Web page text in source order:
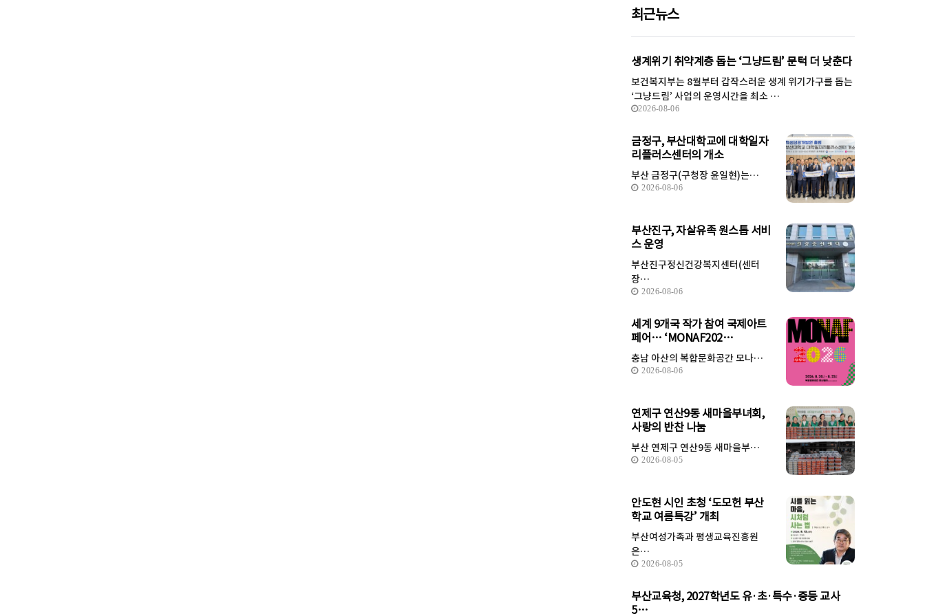
최근뉴스
생계위기 취약계층 돕는 ‘그냥드림’ 문턱 더 낮춘다
보건복지부는 8월부터 갑작스러운 생계 위기가구를 돕는
‘그냥드림’ 사업의 운영시간을 최소 …
2026-08-06
금정구, 부산대학교에 대학일자
리플러스센터의 개소
부산 금정구(구청장 윤일현)는…
2026-08-06
부산진구, 자살유족 원스톱 서비
스 운영
부산진구정신건강복지센터(센터
장…
2026-08-06
세계 9개국 작가 참여 국제아트
페어… ‘MONAF202…
충남 아산의 복합문화공간 모나…
2026-08-06
연제구 연산9동 새마을부녀회,
사랑의 반찬 나눔
부산 연제구 연산9동 새마을부…
2026-08-05
안도현 시인 초청 ‘도모헌 부산
학교 여름특강’ 개최
부산여성가족과 평생교육진흥원
은…
2026-08-05
부산교육청, 2027학년도 유·초·특수·중등 교사
5…